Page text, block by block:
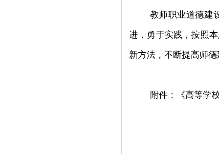
教师职业道德建
进，勇于实践，按照
新方法，不断提高师
附件：《高等学